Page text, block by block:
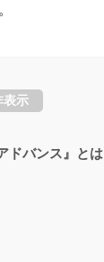
表示
ドバンス』とは